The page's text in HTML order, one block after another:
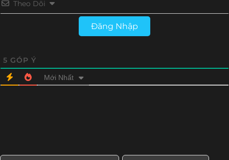
Theo Dõi
Đăng Nhập
5 GÓP Ý
Mới Nhất